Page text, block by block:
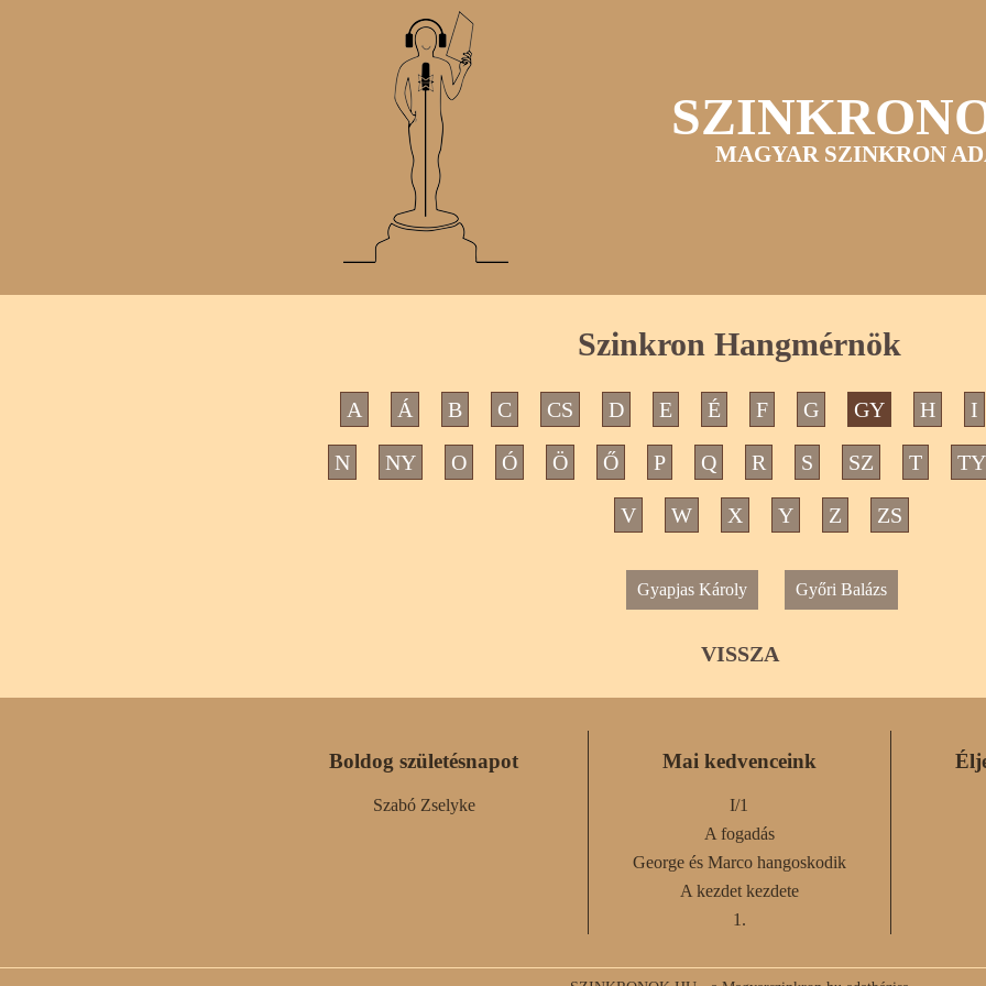
MAGYAR SZINKRON
Szinkron Hangmérnök
A Á B C CS D E É F G GY H I
N NY O Ó Ö Ő P Q R S SZ T TY
V W X Y Z ZS
Gyapjas Károly Győri Balázs
VISSZA
Boldog születésnapot
Szabó Zselyke
Mai kedvenceink
I/1
A fogadás
George és Marco hangoskodik
A kezdet kezdete
1.